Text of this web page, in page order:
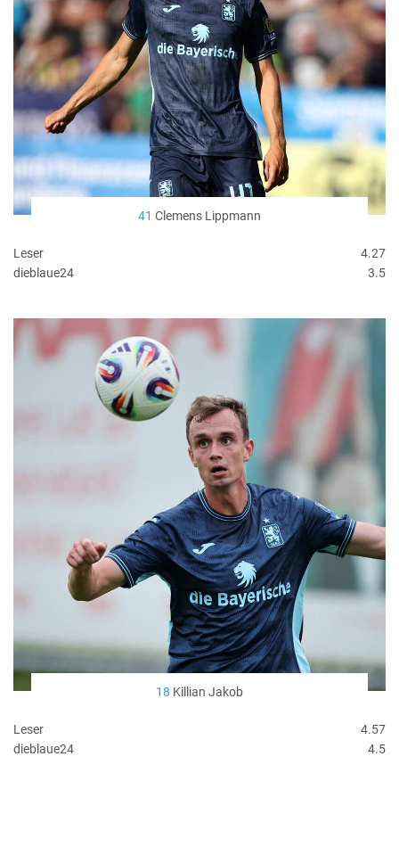
41 Clemens Lippmann
Leser
4.27
dieblaue24
3.5
18 Killian Jakob
Leser
4.57
dieblaue24
4.5